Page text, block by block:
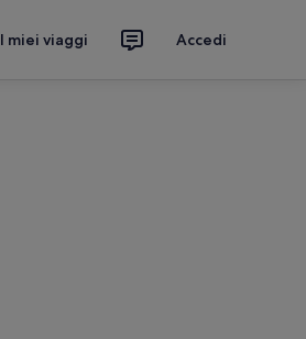
I miei viaggi Accedi